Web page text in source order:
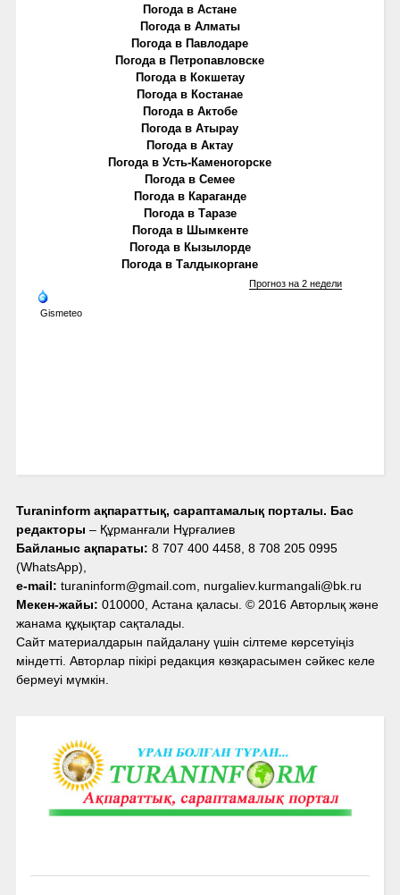
Погода в Астане
Погода в Алматы
Погода в Павлодаре
Погода в Петропавловске
Погода в Кокшетау
Погода в Костанае
Погода в Актобе
Погода в Атырау
Погода в Актау
Погода в Усть-Каменогорске
Погода в Семее
Погода в Караганде
Погода в Таразе
Погода в Шымкенте
Погода в Кызылорде
Погода в Талдыкоргане
Gismeteo
Прогноз на 2 недели
Turaninform ақпараттық, сараптамалық порталы. Бас
редакторы – Құрманғали Нұрғалиев
Байланыс ақпараты: 8 707 400 4458, 8 708 205 0995
(WhatsApp),
e-mail: turaninform@gmail.com, nurgaliev.kurmangali@bk.ru
Мекен-жайы: 010000, Астана қаласы. © 2016 Авторлық және
жанама құқықтар сақталады.
Сайт материалдарын пайдалану үшін сілтеме көрсетуіңіз
міндетті. Авторлар пікірі редакция көзқарасымен сәйкес келе
бермеуі мүмкін.